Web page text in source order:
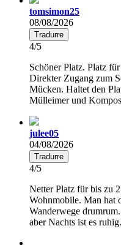
tomsimon25
08/08/2026
Tradurre
4/5
Schöner Platz. Platz
Direkter Zugang zum
Mücken. Haltet den
Mülleimer und
julee05
04/08/2026
Tradurre
4/5
Netter Platz für bis zu
Wohnmobile. Man hat
Wanderwege
aber Nachts ist es